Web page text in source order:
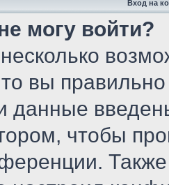
Вход на
могу войти?
вы
данные
чтобы